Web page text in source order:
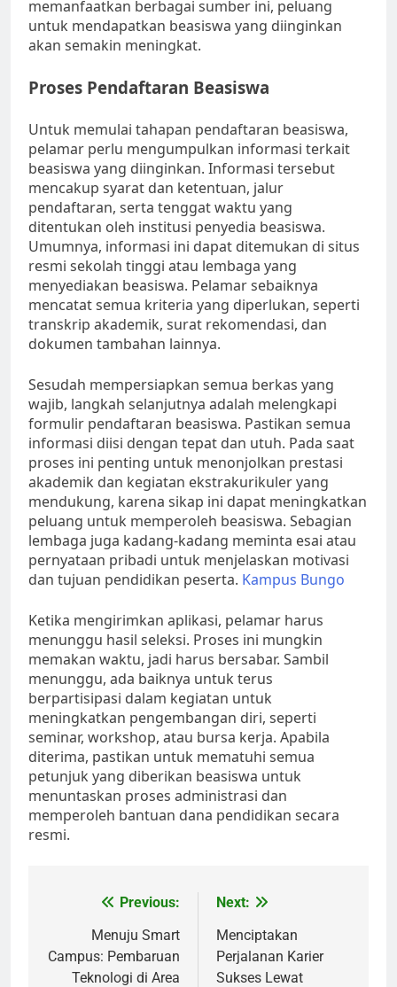
memanfaatkan berbagai sumber ini, peluang
untuk mendapatkan beasiswa yang diinginkan
akan semakin meningkat.
Proses Pendaftaran Beasiswa
Untuk memulai tahapan pendaftaran beasiswa,
pelamar perlu mengumpulkan informasi terkait
beasiswa yang diinginkan. Informasi tersebut
mencakup syarat dan ketentuan, jalur
pendaftaran, serta tenggat waktu yang
ditentukan oleh institusi penyedia beasiswa.
Umumnya, informasi ini dapat ditemukan di situs
resmi sekolah tinggi atau lembaga yang
menyediakan beasiswa. Pelamar sebaiknya
mencatat semua kriteria yang diperlukan, seperti
transkrip akademik, surat rekomendasi, dan
dokumen tambahan lainnya.
Sesudah mempersiapkan semua berkas yang
wajib, langkah selanjutnya adalah melengkapi
formulir pendaftaran beasiswa. Pastikan semua
informasi diisi dengan tepat dan utuh. Pada saat
proses ini penting untuk menonjolkan prestasi
akademik dan kegiatan ekstrakurikuler yang
mendukung, karena sikap ini dapat meningkatkan
peluang untuk memperoleh beasiswa. Sebagian
lembaga juga kadang-kadang meminta esai atau
pernyataan pribadi untuk menjelaskan motivasi
dan tujuan pendidikan peserta. Kampus Bungo
Ketika mengirimkan aplikasi, pelamar harus
menunggu hasil seleksi. Proses ini mungkin
memakan waktu, jadi harus bersabar. Sambil
menunggu, ada baiknya untuk terus
berpartisipasi dalam kegiatan untuk
meningkatkan pengembangan diri, seperti
seminar, workshop, atau bursa kerja. Apabila
diterima, pastikan untuk mematuhi semua
petunjuk yang diberikan beasiswa untuk
menuntaskan proses administrasi dan
memperoleh bantuan dana pendidikan secara
resmi.
navigation
Previous:
Menuju Smart
Campus: Pembaruan
Teknologi di Area
Next:
Menciptakan
Perjalanan Karier
Sukses Lewat